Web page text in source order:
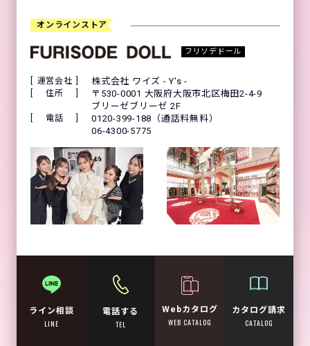
オンラインストア
フリソデドール
運営会社 株式会社 ワイズ - Y's -
住所
〒530-0001 大阪府大阪市北区梅田2-4-9
ブリーゼブリーゼ 2F
電話
0120-399-188（通話料無料）
06-4300-5775
ライン相談
LINE
電話する
TEL
Webカタログ
WEB CATALOG
カタログ請求
CATALOG